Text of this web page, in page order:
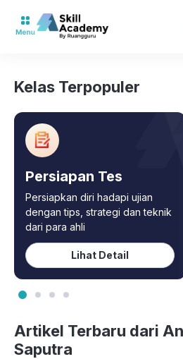
Kelas Terpopuler
Persiapan Tes
Persiapkan diri hadapi ujian
dengan tips, strategi dan teknik
dari para ahli
Lihat Detail
Artikel Terbaru dari
Saputra